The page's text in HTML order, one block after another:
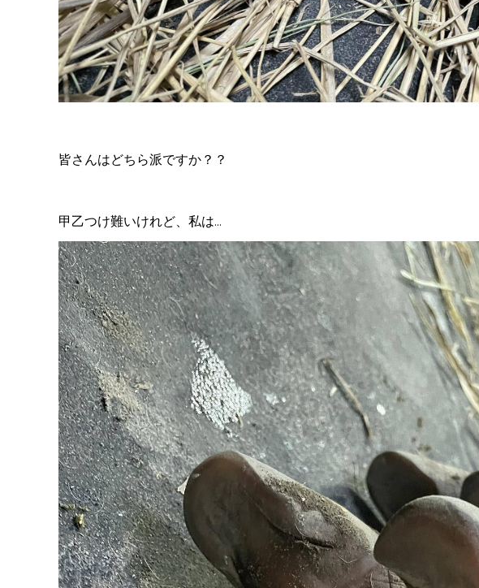
皆さんはどちら派ですか？？
甲乙つけ難いけれど、私は...